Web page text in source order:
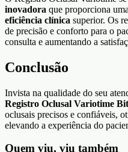
inovadora que proporciona uma
eficiência clínica superior. Os
de precisão e conforto para o
consulta e aumentando a
Conclusão
Invista na qualidade do seu
Registro Oclusal Variotime
oclusais precisos e confiáveis,
elevando a experiência do
Quem viu, viu também